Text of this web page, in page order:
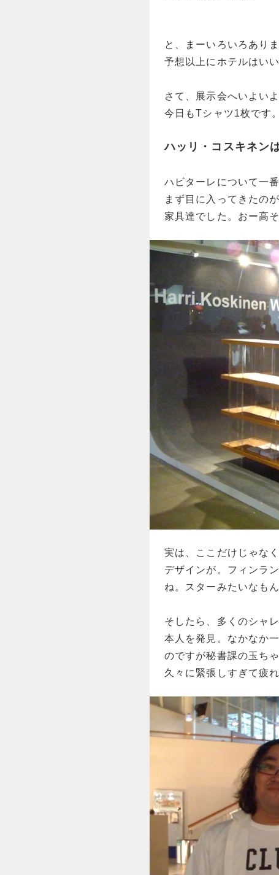
と、まーいろいろあり
予想以上にホテルはい
さて、展示会へいよいよ
今日もTシャツ1枚です
ハッリ・コスキネン
ハビターレについて一
まず目に入ってきたの
家具達でした。おー高
実は、ここだけじゃな
デザインが。フィンラ
ね。スターみたいなも
そしたら、多くのシャ
本人を発見。なかなか
のですが秘書課の玉ち
久々に緊張しすぎて疲